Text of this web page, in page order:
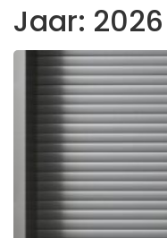
Jaar: 2026